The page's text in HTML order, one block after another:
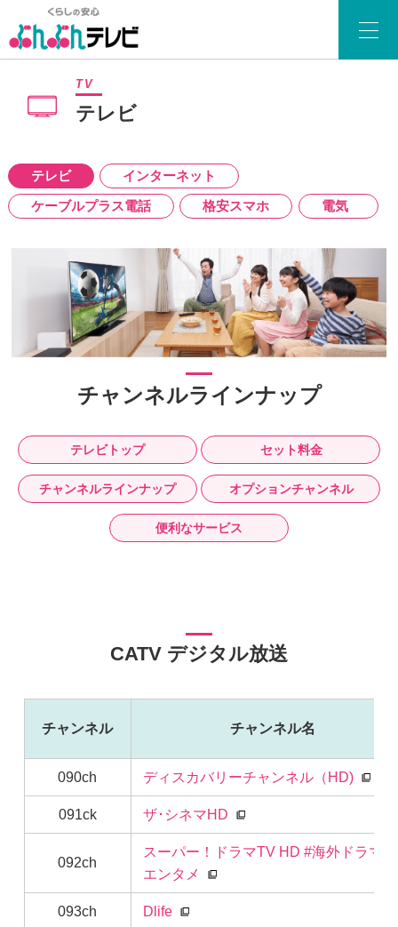
TV
テレビ
テレビ
インターネット
ケーブルプラス電話
格安スマホ 電気
チャンネルラインナップ
テレビトップ セット料金
チャンネルラインナップ オプションチャンネル
便利なサービス
CATV デジタル放送
チャンネル チャンネル名
090ch ディスカバリーチャンネル（HD)
091ck ザ･シネマHD
092ch
スーパー！ドラマTV HD #海外ドラマ☆
エンタメ
093ch Dlife